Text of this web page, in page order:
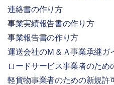
連絡書の作り方
事業実績報告書の作り方
事業報告書の作り方
運送会社のＭ＆Ａ事業承継ガ
ロードサービス事業者のため
軽貨物事業者のための新規許